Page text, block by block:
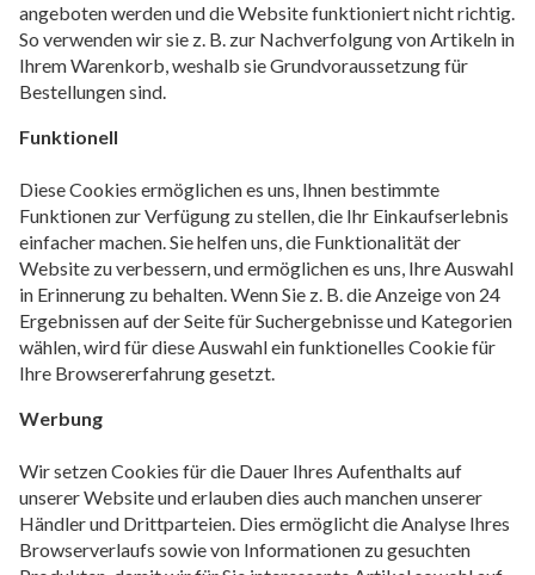
angeboten werden und die Website funktioniert nicht richtig.
So verwenden wir sie z. B. zur Nachverfolgung von Artikeln in
Ihrem Warenkorb, weshalb sie Grundvoraussetzung für
Bestellungen sind.
Funktionell
Diese Cookies ermöglichen es uns, Ihnen bestimmte
Funktionen zur Verfügung zu stellen, die Ihr Einkaufserlebnis
einfacher machen. Sie helfen uns, die Funktionalität der
Website zu verbessern, und ermöglichen es uns, Ihre Auswahl
in Erinnerung zu behalten. Wenn Sie z. B. die Anzeige von 24
Ergebnissen auf der Seite für Suchergebnisse und Kategorien
wählen, wird für diese Auswahl ein funktionelles Cookie für
Ihre Browsererfahrung gesetzt.
Werbung
Wir setzen Cookies für die Dauer Ihres Aufenthalts auf
unserer Website und erlauben dies auch manchen unserer
Händler und Drittparteien. Dies ermöglicht die Analyse Ihres
Browserverlaufs sowie von Informationen zu gesuchten